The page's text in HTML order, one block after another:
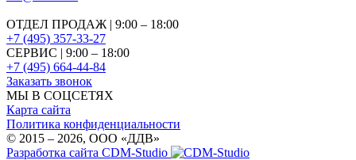
ОТДЕЛ ПРОДАЖ | 9:00 – 18:00
+7 (495) 357-33-27
СЕРВИС | 9:00 – 18:00
+7 (495) 664-44-84
Заказать звонок
МЫ В СОЦСЕТЯХ
Карта сайта
Политика конфиденциальности
© 2015 – 2026, OOO «ДДВ»
Разработка сайта CDM-Studio